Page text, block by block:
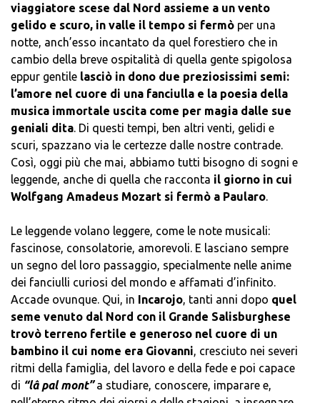
viaggiatore scese dal Nord assieme a un vento
gelido e scuro, in valle il tempo si fermò per una
notte, anch’esso incantato da quel forestiero che in
cambio della breve ospitalità di quella gente spigolosa
eppur gentile lasciò in dono due preziosissimi semi:
l’amore nel cuore di una fanciulla e la poesia della
musica immortale uscita come per magia dalle sue
geniali dita. Di questi tempi, ben altri venti, gelidi e
scuri, spazzano via le certezze dalle nostre contrade.
Così, oggi più che mai, abbiamo tutti bisogno di sogni e
leggende, anche di quella che racconta il giorno in cui
Wolfgang Amadeus Mozart si fermò a Paularo.
Le leggende volano leggere, come le note musicali:
fascinose, consolatorie, amorevoli. E lasciano sempre
un segno del loro passaggio, specialmente nelle anime
dei fanciulli curiosi del mondo e affamati d’infinito.
Accade ovunque. Qui, in Incarojo, tanti anni dopo quel
seme venuto dal Nord con il Grande Salisburghese
trovò terreno fertile e generoso nel cuore di un
bambino il cui nome era Giovanni, cresciuto nei severi
ritmi della famiglia, del lavoro e della fede e poi capace
di “lâ pal mont”a studiare, conoscere, imparare e,